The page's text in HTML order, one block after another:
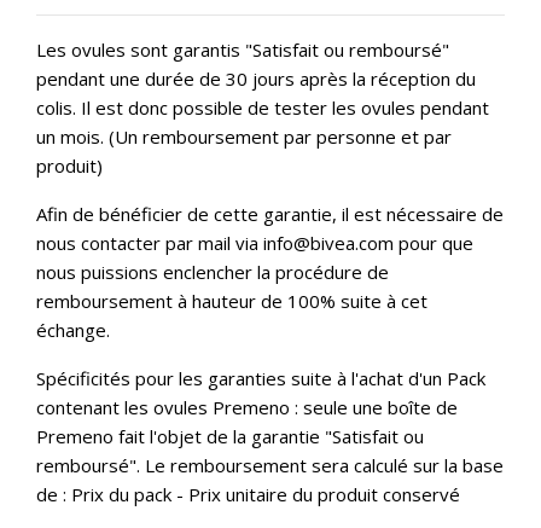
Les ovules sont garantis "Satisfait ou remboursé"
pendant une durée de 30 jours après la réception du
colis. Il est donc possible de tester les ovules pendant
un mois. (Un remboursement par personne et par
produit)
Afin de bénéficier de cette garantie, il est nécessaire de
nous contacter par mail via info@bivea.com pour que
nous puissions enclencher la procédure de
remboursement à hauteur de 100% suite à cet
échange.
Spécificités pour les garanties suite à l'achat d'un Pack
contenant les ovules Premeno : seule une boîte de
Premeno fait l'objet de la garantie "Satisfait ou
remboursé". Le remboursement sera calculé sur la base
de : Prix du pack - Prix unitaire du produit conservé